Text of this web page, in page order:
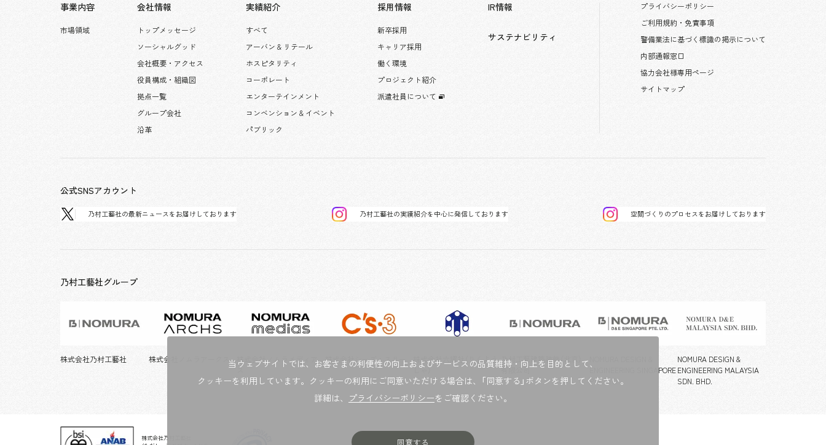
事業内容
市場領域
会社情報
トップメッセージ
ソーシャルグッド
会社概要・アクセス
役員構成・組織図
拠点一覧
グループ会社
沿革
実績紹介
すべて
アーバン & リテール
ホスピタリティ
コーポレート
エンターテインメント
コンベンション & イベント
パブリック
採用情報
新卒採用
キャリア採用
働く環境
プロジェクト紹介
派遣社員について
IR情報
サステナビリティ
プライバシーポリシー
ご利用規約・免責事項
警備業法に基づく標識の掲示について
内部通報窓口
協力会社様専用ページ
サイトマップ
公式SNSアカウント
乃村工藝社の最新ニュースをお届けしております 乃村工藝社の実績紹介を中心に発信しております 空間づくりのプロセスをお届けしております
乃村工藝社グループ
株式会社乃村工藝社 株式会社ノムラアークス
株式会社ノムラメディア
ス
株式会社シーズ・スリー
株式会社六耀社（りくよう
しゃ）
乃村工藝建築装飾（北京）
有限公司
ENGINEERING SINGAPORE
PTE.LTD.
NOMURA DESIGN &
ENGINEERING MALAYSIA
SDN. BHD.
株式会社乃村工藝社
当ウェブサイトでは、お客さまの利便性の向上およびサービスの品質維持・向上を目的として、
クッキーを利用しています。クッキーの利用にご同意いただける場合は、「同意する」ボタンを押してください。
詳細は、 プライバシーポリシーをご確認ください。
同意する